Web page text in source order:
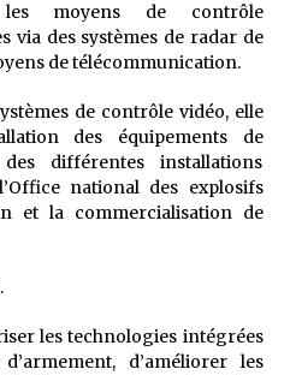
les moyens de contrôle
via des systèmes de radar de
de télécommunication.
de contrôle vidéo, elle
des équipements de
différentes installations
national des explosifs
et la commercialisation de
les technologies intégrées
d’améliorer les